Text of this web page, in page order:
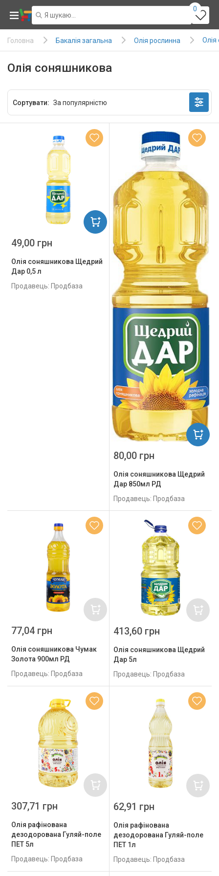
0
Головна Бакалія загальна Олія рослинна
Олія соняшникова
Сортувати:
Олія соняшникова Щедрий
Дар 0,5 л
Продавець: Продбаза
49,00 грн
Олія соняшникова Щедрий
Дар 850мл РД
Продавець: Продбаза
80,00 грн
Олія соняшникова Чумак
Золота 900мл РД
Продавець: Продбаза
77,04 грн
Олія соняшникова Щедрий
Дар 5л
Продавець: Продбаза
413,60 грн
Олія рафінована
дезодорована Гуляй-поле
ПЕТ 5л
Продавець: Продбаза
307,71 грн
Олія рафінована
дезодорована Гуляй-поле
ПЕТ 1л
Продавець: Продбаза
62,91 грн